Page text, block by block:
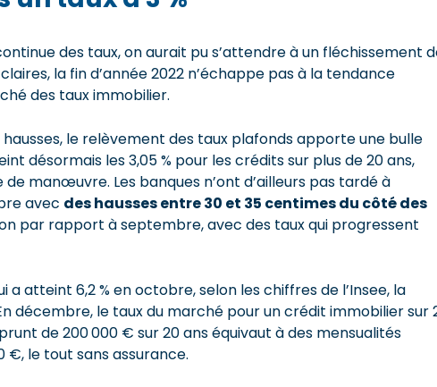
des taux, on aurait pu s’attendre à un fléchissement
la fin d’année 2022 n’échappe pas à la tendance
des taux immobilier.
le relèvement des taux plafonds apporte une bulle
désormais les 3,05 % pour les crédits sur plus de 20 ans,
manœuvre. Les banques n’ont d’ailleurs pas tardé à
avec des hausses entre 30 et 35 centimes du côté des
par rapport à septembre, avec des taux qui progressent
atteint 6,2 % en octobre, selon les chiffres de l’Insee, la
décembre, le taux du marché pour un crédit immobilier sur
de 200 000 € sur 20 ans équivaut à des mensualités
€, le tout sans assurance.